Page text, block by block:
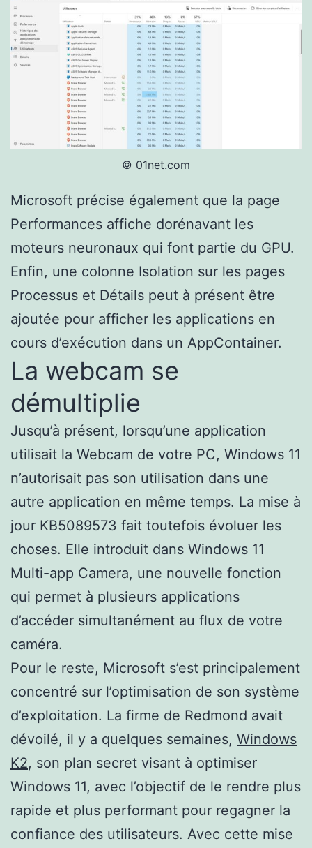
© 01net.com
Microsoft précise également que la page
Performances affiche dorénavant les
moteurs neuronaux qui font partie du GPU.
Enfin, une colonne Isolation sur les pages
Processus et Détails peut à présent être
ajoutée pour afficher les applications en
cours d’exécution dans un AppContainer.
La webcam se
démultiplie
Jusqu’à présent, lorsqu’une application
utilisait la Webcam de votre PC, Windows 11
n’autorisait pas son utilisation dans une
autre application en même temps. La mise à
jour KB5089573 fait toutefois évoluer les
choses. Elle introduit dans Windows 11
Multi-app Camera, une nouvelle fonction
qui permet à plusieurs applications
d’accéder simultanément au flux de votre
caméra.
Pour le reste, Microsoft s’est principalement
concentré sur l’optimisation de son système
d’exploitation. La firme de Redmond avait
dévoilé, il y a quelques semaines, Windows
K2, son plan secret visant à optimiser
Windows 11, avec l’objectif de le rendre plus
rapide et plus performant pour regagner la
confiance des utilisateurs. Avec cette mise